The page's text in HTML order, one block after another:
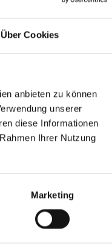
Über Cookies
anbieten zu können
unserer
diese Informationen
Ihrer Nutzung
Marketing
WAREMA Farbwelt
Pearl